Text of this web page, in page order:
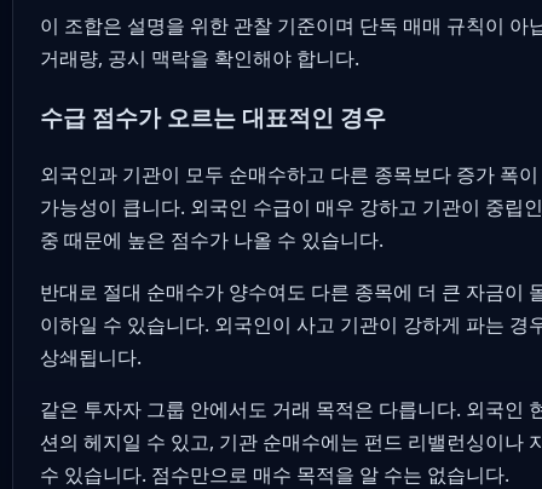
이 조합은 설명을 위한 관찰 기준이며 단독 매매 규칙이 아
거래량, 공시 맥락을 확인해야 합니다.
수급 점수가 오르는 대표적인 경우
외국인과 기관이 모두 순매수하고 다른 종목보다 증가 폭
가능성이 큽니다. 외국인 수급이 매우 강하고 기관이 중립
중 때문에 높은 점수가 나올 수 있습니다.
반대로 절대 순매수가 양수여도 다른 종목에 더 큰 자금이
이하일 수 있습니다. 외국인이 사고 기관이 강하게 파는 경
상쇄됩니다.
같은 투자자 그룹 안에서도 거래 목적은 다릅니다. 외국인
션의 헤지일 수 있고, 기관 순매수에는 펀드 리밸런싱이나
수 있습니다. 점수만으로 매수 목적을 알 수는 없습니다.